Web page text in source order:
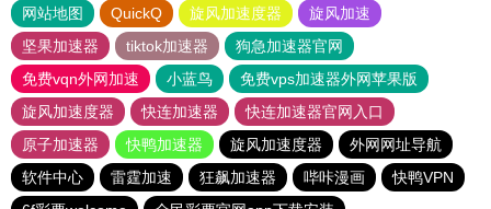
网站地图 QuickQ 旋风加速度器
旋风加速
坚果加速器
tiktok加速器
狗急加速器官网
免费vqn外网加速
小蓝鸟
免费vps加速器外网苹果版
旋风加速度器
快连加速器
快连加速器官网入口
原子加速器
快鸭加速器 旋风加速度器
外网网址导航
软件中心
雷霆加速 狂飙加速器 哔咔漫画
快鸭VPN